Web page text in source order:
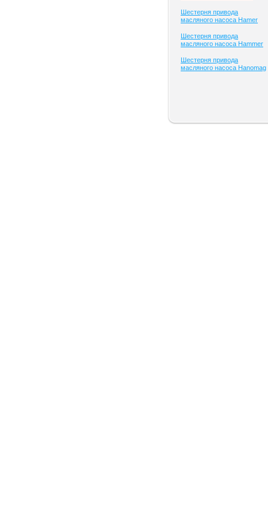
Шестерня привода
масляного насоса Hamer
Шестерня привода
масляного насоса Hammer
Шестерня привода
масляного насоса Hanomag